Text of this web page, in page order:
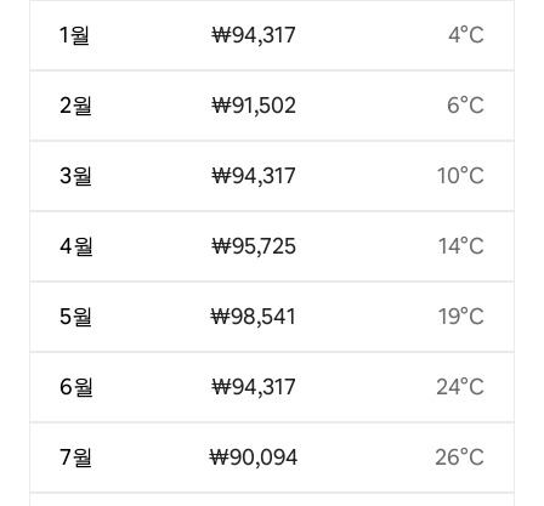
1월
2월
3월
4월
5월
6월
7월
₩94,317
₩91,502
₩94,317
₩95,725
₩98,541
₩94,317
₩90,094
4°C
6°C
10°C
14°C
19°C
24°C
26°C